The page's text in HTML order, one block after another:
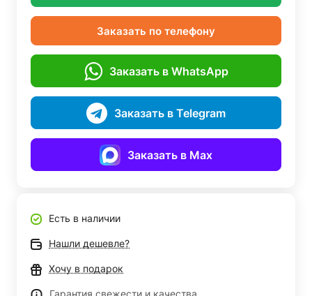
Заказать по телефону
Заказать в WhatsApp
Заказать в Telegram
Заказать в Max
Есть в наличии
Нашли дешевле?
Хочу в подарок
Гарантия свежести и качества